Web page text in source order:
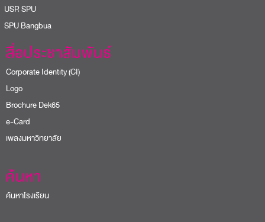
SPU
Bangbua
สื่อประชาสัมพันธ์
Corporate Identity (CI)
Logo
Brochure Dek65
e-Card
เพลงมหาวิทยาลัย
ค้นหา
ค้นหาโรงเรียน